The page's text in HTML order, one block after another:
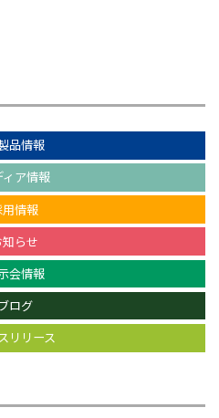
品情報
ィア情報
情報
知らせ
会情報
ログ
リリース